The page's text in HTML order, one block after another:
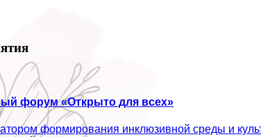
форум «Открыто для всех»
формирования инклюзивной среды и